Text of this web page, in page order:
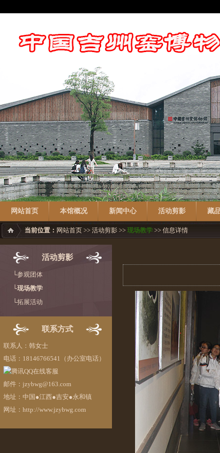
网站首页 本馆概况 新闻中心 活动剪影 藏
当前位置： 网站首页 >> 活动剪影 >> 现场教学 >> 信息详情
活动剪影
└参观团体
└现场教学
└拓展活动
联系方式
联系人：韩女士
电话：18146766541（办公室电话）
邮件：jzybwg@163.com
地址：中国●江西●吉安●永和镇
网址：http://www.jzybwg.com